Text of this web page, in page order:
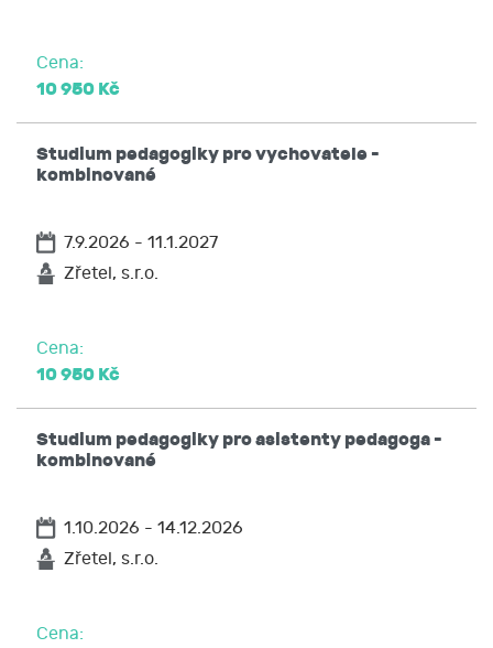
Cena:
10 950 Kč
Studium pedagogiky pro vychovatele -
kombinované
7.9.2026 - 11.1.2027
Zřetel, s.r.o.
Cena:
10 950 Kč
Studium pedagogiky pro asistenty pedagoga -
kombinované
1.10.2026 - 14.12.2026
Zřetel, s.r.o.
Cena: